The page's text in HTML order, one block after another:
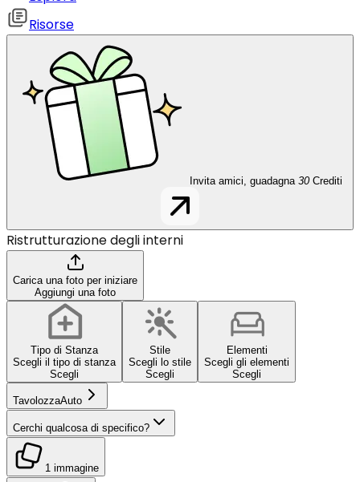
Risorse
Invita amici, guadagna 30 Crediti
Ristrutturazione degli interni
Carica una foto per iniziare
Aggiungi una foto
Tipo di Stanza
Scegli il tipo di stanza
Scegli
Stile
Scegli lo stile
Scegli
Elementi
Scegli gli elementi
Scegli
TavolozzaAuto
Cerchi qualcosa di specifico?
1 immagine